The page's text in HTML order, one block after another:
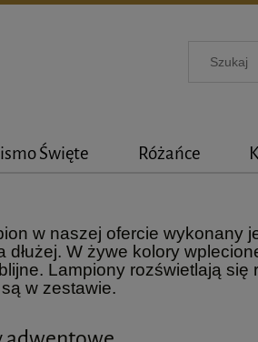
Święte Różańce
w naszej ofercie wykonany
dłużej. W żywe kolory
Lampiony rozświetlają
w zestawie.